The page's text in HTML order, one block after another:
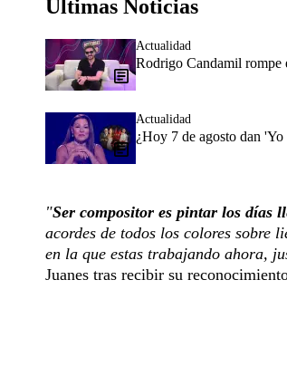
Últimas Noticias
Actualidad
Rodrigo Candamil rompe
Actualidad
¿Hoy 7 de agosto dan
"Ser compositor es pintar los días
acordes de todos los colores sobre
en la que estas trabajando ahora,
Juanes tras recibir su